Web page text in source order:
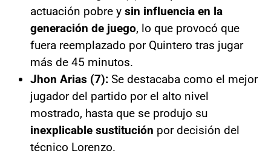
actuación pobre y sin influencia en la
generación de juego, lo que provocó que
fuera reemplazado por Quintero tras jugar
más de 45 minutos.
Jhon Arias (7): Se destacaba como el mejor
jugador del partido por el alto nivel
mostrado, hasta que se produjo su
inexplicable sustitución por decisión del
técnico Lorenzo.